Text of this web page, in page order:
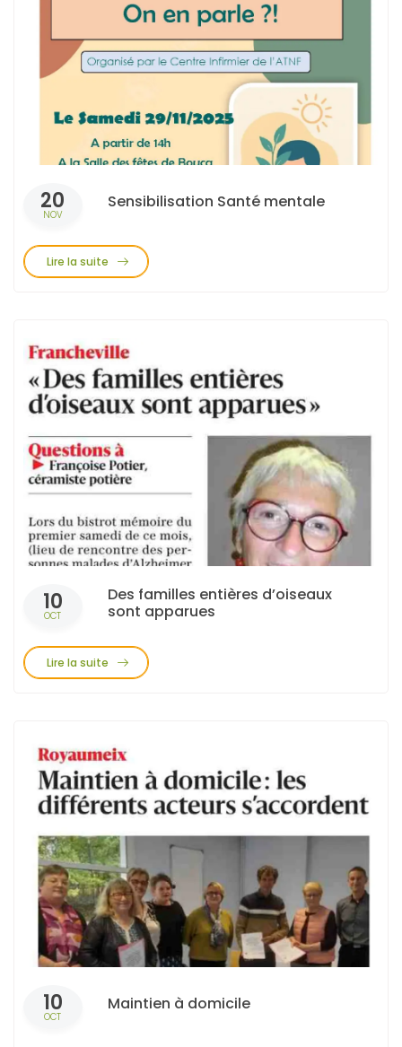
20
NOV
Sensibilisation Santé mentale
Lire la suite
10
OCT
Des familles entières d’oiseaux
sont apparues
Lire la suite
10
OCT
Maintien à domicile